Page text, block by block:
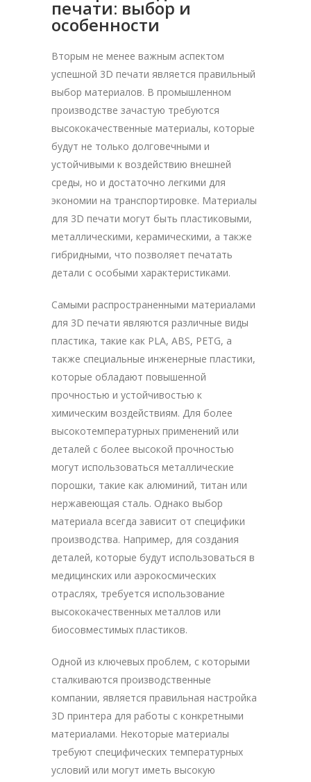
печати: выбор и
особенности
Вторым не менее важным аспектом
успешной 3D печати является правильный
выбор материалов. В промышленном
производстве зачастую требуются
высококачественные материалы, которые
будут не только долговечными и
устойчивыми к воздействию внешней
среды, но и достаточно легкими для
экономии на транспортировке. Материалы
для 3D печати могут быть пластиковыми,
металлическими, керамическими, а также
гибридными, что позволяет печатать
детали с особыми характеристиками.
Самыми распространенными материалами
для 3D печати являются различные виды
пластика, такие как PLA, ABS, PETG, а
также специальные инженерные пластики,
которые обладают повышенной
прочностью и устойчивостью к
химическим воздействиям. Для более
высокотемпературных применений или
деталей с более высокой прочностью
могут использоваться металлические
порошки, такие как алюминий, титан или
нержавеющая сталь. Однако выбор
материала всегда зависит от специфики
производства. Например, для создания
деталей, которые будут использоваться в
медицинских или аэрокосмических
отраслях, требуется использование
высококачественных металлов или
биосовместимых пластиков.
Одной из ключевых проблем, с которыми
сталкиваются производственные
компании, является правильная настройка
3D принтера для работы с конкретными
материалами. Некоторые материалы
требуют специфических температурных
условий или могут иметь высокую